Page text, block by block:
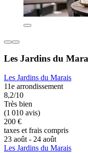
Les Jardins du
Les Jardins du Marais
11e arrondissement
8,2/10
Très bien
(1 010 avis)
200 €
taxes et frais compris
23 août - 24 août
Les Jardins du Marais